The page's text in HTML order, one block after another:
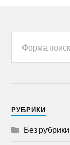
РУБРИКИ
Без рубрики